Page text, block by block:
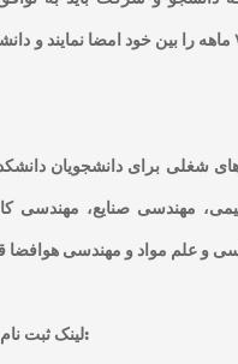
قرارداد کار تمام وقت ۷ ماهه‌ را بین خود امضا
مهندسی صنایع،‌ مهندسی
-لینک ثبت نام و ارسال رزومه: